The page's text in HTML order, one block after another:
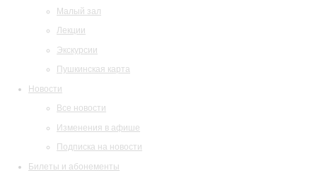
Малый зал
Лекции
Экскурсии
Пушкинская карта
Новости
Все новости
Изменения в афише
Подписка на новости
Билеты и абонементы